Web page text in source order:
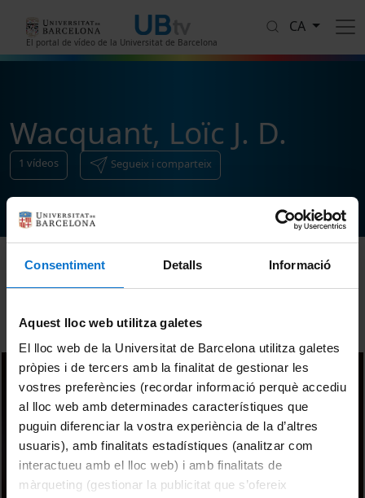
Consentiment Detalls Informació
Aquest lloc web utilitza galetes
El lloc web de la Universitat de Barcelona utilitza galetes
pròpies i de tercers amb la finalitat de gestionar les
vostres preferències (recordar informació perquè accediu
al lloc web amb determinades característiques que
puguin diferenciar la vostra experiència de la d’altres
usuaris), amb finalitats estadístiques (analitzar com
interactueu amb el lloc web) i amb finalitats de
màrqueting (gestionar la publicitat que s’ofereix
El portal de vídeo de la Universitat de Barcelona
CA
Wacquant, Loïc J. D.
1 vídeos Segueix i comparteix
Ordenar